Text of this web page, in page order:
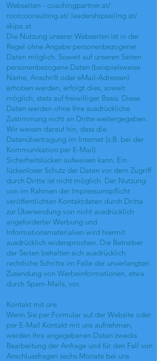
Webseiten - coachingpartner.at/
rootcoonsulting.at/ leadershipsailing.at/
skipa.at .
Die Nutzung unserer Webseiten ist in der
Regel ohne Angabe personenbezogener
Daten möglich. Soweit auf unseren Seiten
personenbezogene Daten (beispielsweise
Name, Anschrift oder eMail-Adressen)
erhoben werden, erfolgt dies, soweit
möglich, stets auf freiwilliger Basis. Diese
Daten werden ohne Ihre ausdrückliche
Zustimmung nicht an Dritte weitergegeben.
Wir weisen darauf hin, dass die
Datenübertragung im Internet (z.B. bei der
Kommunikation per E-Mail)
Sicherheitslücken aufweisen kann. Ein
lückenloser Schutz der Daten vor dem Zugriff
durch Dritte ist nicht möglich. Der Nutzung
von im Rahmen der Impressumspflicht
veröffentlichten Kontaktdaten durch Dritte
zur Übersendung von nicht ausdrücklich
angeforderter Werbung und
Informationsmaterialien wird hiermit
ausdrücklich widersprochen. Die Betreiber
der Seiten behalten sich ausdrücklich
rechtliche Schritte im Falle der unverlangten
Zusendung von Werbeinformationen, etwa
durch Spam-Mails, vor.
Kontakt mit uns
Wenn Sie per Formular auf der Website oder
per E-Mail Kontakt mit uns aufnehmen,
werden Ihre angegebenen Daten zwecks
Bearbeitung der Anfrage und für den Fall von
Anschlussfragen sechs Monate bei uns